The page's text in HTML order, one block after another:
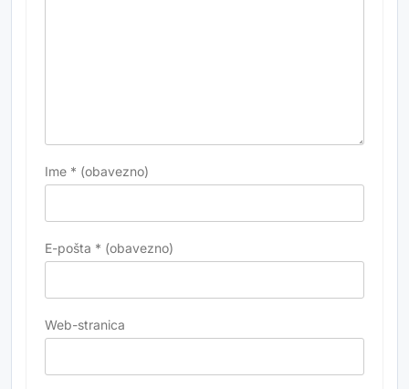
Ime * (obavezno)
E-pošta * (obavezno)
Web-stranica